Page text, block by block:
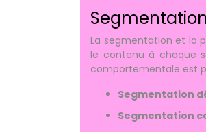
La segmentation et la
le contenu à chaque
comportementale est
Segmentation
Segmentation